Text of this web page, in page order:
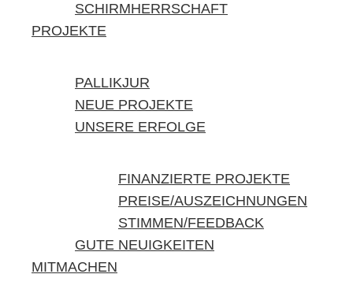
SCHIRMHERRSCHAFT
PROJEKTE
PALLIKJUR
NEUE PROJEKTE
UNSERE ERFOLGE
FINANZIERTE PROJEKTE
PREISE/AUSZEICHNUNGEN
STIMMEN/FEEDBACK
GUTE NEUIGKEITEN
MITMACHEN